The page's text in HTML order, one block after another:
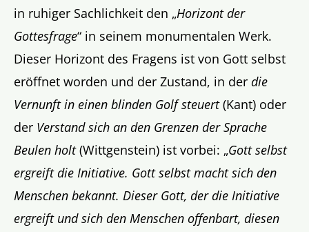
in ruhiger Sachlichkeit den „Horizont der
Gottesfrage“ in seinem monumentalen Werk.
Dieser Horizont des Fragens ist von Gott selbst
eröffnet worden und der Zustand, in der die
Vernunft in einen blinden Golf steuert(Kant) oder
der Verstand sich an den Grenzen der Sprache
Beulen holt(Wittgenstein) ist vorbei: „Gott selbst
ergreift die Initiative. Gott selbst macht sich den
Menschen bekannt. Dieser Gott, der die Initiative
ergreift und sich den Menschen offenbart, diesen